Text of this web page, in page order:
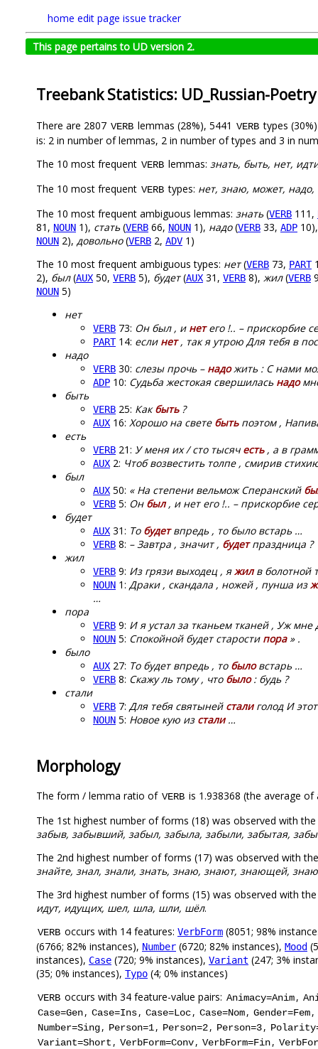
home edit page issue tracker
This page pertains to UD version 2.
Treebank Statistics: UD_Russian-
There are 2807 VERB lemmas (28%), 5441 VERB types
is: 2 in number of lemmas, 2 in number of types and 3 in
The 10 most frequent VERB lemmas: знать, быть, нет,
The 10 most frequent VERB types: нет, знаю, может,
The 10 most frequent ambiguous lemmas: знать(VERB 111,
81, NOUN 1), стать(VERB 66, NOUN 1), надо(VERB 33, ADP
NOUN 2), довольно(VERB 2, ADV 1)
The 10 most frequent ambiguous types: нет(VERB 73, PART
2), был(AUX 50, VERB 5), будет(AUX 31, VERB 8), жил(VERB
NOUN 5)
нет
VERB 73: Он был , и нетего !.. – прискорбие
PART14: если нет, так я утрою Для тебя в
надо
VERB 30: слезы прочь – надожить : С нами
ADP 10: Судьба жестокая свершилась надо
быть
VERB 25: Какбыть?
AUX 16: Хорошо на свете бытьпоэтом ,
есть
VERB 21: У меня их / сто тысяч есть, а в
AUX 2: Чтоб возвестить толпе , смирив
был
AUX 50: « На степени вельмож Сперанский
VERB 5: Он был, и нет его !.. – прискорбие
будет
AUX 31: То будетвпредь , то было встарь …
VERB 8: – Завтра , значит , будетпраздница ?
жил
VERB 9: Из грязи выходец , яжилв болотной
NOUN 1: Драки , скандала , ножей , пунша из
…
пора
VERB 9: И я устал за тканьем тканей , Уж
NOUN 5: Спокойной будет старости пора» .
было
AUX 27: То будет впредь , то быловстарь …
VERB 8: Скажу ль тому , что было: будь ?
стали
VERB 7: Для тебя святыней сталиголод И
NOUN 5: Новое кую из стали…
Morphology
The form / lemma ratio of VERB is 1.938368 (the average
The 1st highest number of forms (18) was observed with
забыв, забывший, забыл, забыла, забыли, забытая,
The 2nd highest number of forms (17) was observed with
знайте, знал, знали, знать, знаю, знают, знающей,
The 3rd highest number of forms (15) was observed with
идут, идущих, шел, шла, шли, шёл.
VERB occurs with 14 features: VerbForm (8051; 98%
(6766; 82% instances), Number (6720; 82% instances), Mood
instances), Case (720; 9% instances), Variant (247; 3%
(35; 0% instances), Typo (4; 0% instances)
VERB occurs with 34 feature-value pairs: Animacy=Anim,
Case=Gen, Case=Ins, Case=Loc, Case=Nom, Gender=Fem,
Number=Sing, Person=1, Person=2, Person=3,
Variant=Short , VerbForm=Conv, VerbForm=Fin,